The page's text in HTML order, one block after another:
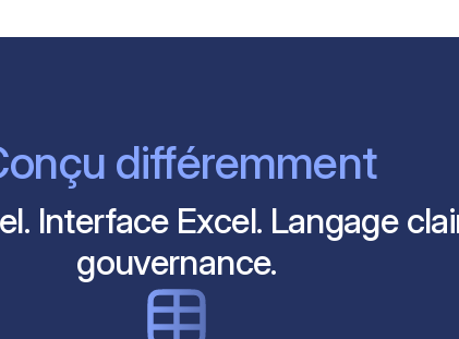
différemment
Interface Excel. Langage
gouvernance.